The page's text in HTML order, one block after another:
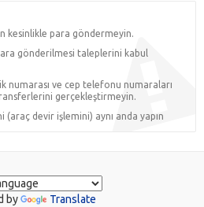
kesinlikle para göndermeyin.
gönderilmesi taleplerini kabul
numarası ve cep telefonu numaraları
gerçekleştirmeyin.
devir işlemini) aynı anda yapın
by Translate